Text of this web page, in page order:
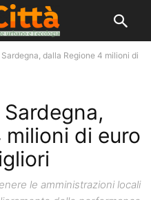
dalla Regione 4 milioni di
milioni di euro
le amministrazioni locali